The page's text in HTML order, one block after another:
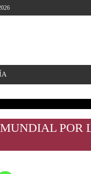
POR